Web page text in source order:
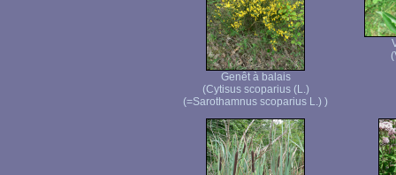
Genêt à balais
(Cytisus scoparius (L.)
(=Sarothamnus scoparius L.) )